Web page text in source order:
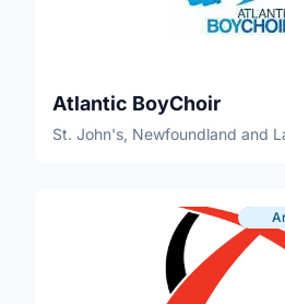
Atlantic BoyChoir
St. John's, Newfoundland and